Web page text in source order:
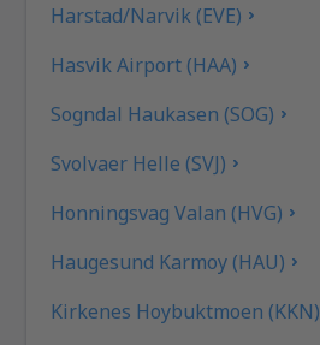
Harstad/Narvik (EVE)
Hasvik Airport (HAA)
Sogndal Haukasen (SOG)
Svolvaer Helle (SVJ)
Honningsvag Valan (HVG)
Haugesund Karmoy (HAU)
Kirkenes Hoybuktmoen (KKN)